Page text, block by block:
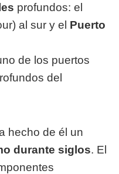
profundos: el
al sur y el Puerto
de los puertos
del
hecho de él un
durante siglos. El